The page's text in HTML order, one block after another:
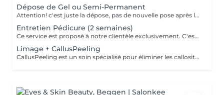
Dépose de Gel ou Semi-Permanent
Attention! c'est juste la dépose, pas de nouvelle pose après la dépose.
Entretien Pédicure (2 semaines)
Ce service est proposé à notre clientèle exclusivement. C'est un entretien des ongles à effectuer maximum après deux semaines suivant la pédicure. Description : *Raccourcissement des ongles *Entretien des cuticules *Passage de la rape *Application d'une Huile pour les cuticules et d'une Crème pieds
Limage + CallusPeeling
CallusPeeling est un soin spécialisé pour éliminer les callosités et adoucir les pieds, sans l'utilisation de lames ou d'instruments agressifs. Ce traitement doux et indolore dissout les peaux dures et rugueuses grâce à des produits spécifiques, laissant la peau lisse, hydratée et revitalisée. Idéal pour ceux qui souffrent de pieds secs ou de callosités, le Callus Peeling procure un résultat immédiat, offrant des pieds visiblement plus sains et soignés après une seule séance.